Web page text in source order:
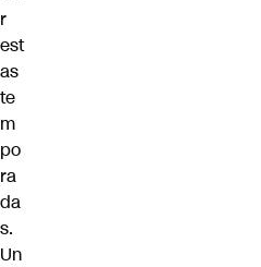
r
est
as
te
m
po
ra
da
s.
Un